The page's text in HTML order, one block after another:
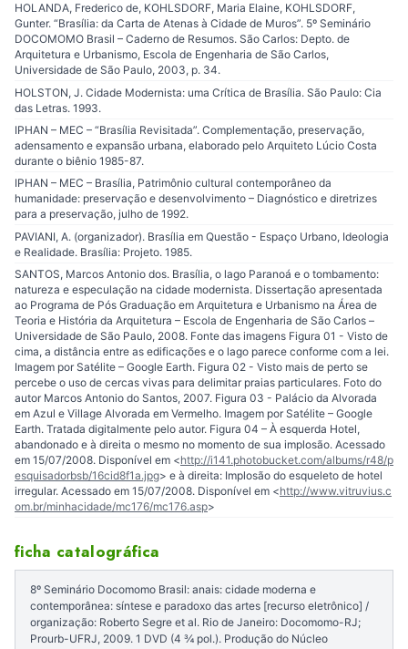
HOLANDA, Frederico de, KOHLSDORF, Maria Elaine, KOHLSDORF,
Gunter. “Brasília: da Carta de Atenas à Cidade de Muros”. 5º Seminário
DOCOMOMO Brasil – Caderno de Resumos. São Carlos: Depto. de
Arquitetura e Urbanismo, Escola de Engenharia de São Carlos,
Universidade de São Paulo, 2003, p. 34.
HOLSTON, J. Cidade Modernista: uma Crítica de Brasília. São Paulo: Cia
das Letras. 1993.
IPHAN – MEC – “Brasília Revisitada”. Complementação, preservação,
adensamento e expansão urbana, elaborado pelo Arquiteto Lúcio Costa
durante o biênio 1985-87.
IPHAN – MEC – Brasília, Patrimônio cultural contemporâneo da
humanidade: preservação e desenvolvimento – Diagnóstico e diretrizes
para a preservação, julho de 1992.
PAVIANI, A. (organizador). Brasília em Questão - Espaço Urbano, Ideologia
e Realidade. Brasília: Projeto. 1985.
SANTOS, Marcos Antonio dos. Brasília, o lago Paranoá e o tombamento:
natureza e especulação na cidade modernista. Dissertação apresentada
ao Programa de Pós Graduação em Arquitetura e Urbanismo na Área de
Teoria e História da Arquitetura – Escola de Engenharia de São Carlos –
Universidade de São Paulo, 2008. Fonte das imagens Figura 01 - Visto de
cima, a distância entre as edificações e o lago parece conforme com a lei.
Imagem por Satélite – Google Earth. Figura 02 - Visto mais de perto se
percebe o uso de cercas vivas para delimitar praias particulares. Foto do
autor Marcos Antonio do Santos, 2007. Figura 03 - Palácio da Alvorada
em Azul e Village Alvorada em Vermelho. Imagem por Satélite – Google
Earth. Tratada digitalmente pelo autor. Figura 04 – À esquerda Hotel,
abandonado e à direita o mesmo no momento de sua implosão. Acessado
em 15/07/2008. Disponível em <http://i141.photobucket.com/albums/r48/p
esquisadorbsb/16cid8f1a.jpg> e à direita: Implosão do esqueleto de hotel
irregular. Acessado em 15/07/2008. Disponível em <http://www.vitruvius.c
om.br/minhacidade/mc176/mc176.asp>
ficha catalográfica
8º Seminário Docomomo Brasil: anais: cidade moderna e
contemporânea: síntese e paradoxo das artes [recurso eletrônico] /
organização: Roberto Segre et al. Rio de Janeiro: Docomomo-RJ;
Prourb-UFRJ, 2009. 1 DVD (4 ¾ pol.). Produção do Núcleo